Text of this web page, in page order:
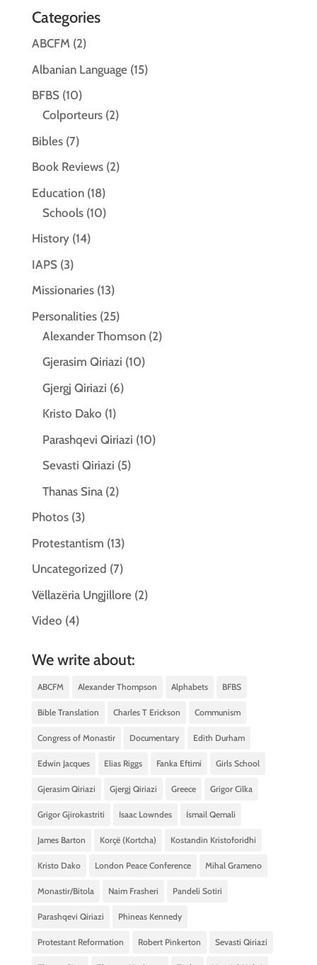
Categories
ABCFM (2)
Albanian Language(15)
BFBS(10)
Colporteurs(2)
Bibles(7)
Book Reviews(2)
Education(18)
Schools(10)
History(14)
IAPS(3)
Missionaries(13)
Personalities(25)
Alexander Thomson(2)
Gjerasim Qiriazi (10)
Gjergj Qiriazi (6)
Kristo Dako (1)
Parashqevi Qiriazi (10)
Sevasti Qiriazi (5)
Thanas Sina(2)
Photos(3)
Protestantism (13)
Uncategorized (7)
Vëllazëria Ungjillore(2)
Video (4)
We write about:
ABCFM Alexander Thompson Alphabets BFBS
Bible Translation Charles T Erickson Communism
Congress of Monastir Documentary Edith Durham
Edwin Jacques Elias Riggs Fanka Eftimi Girls School
Gjerasim Qiriazi Gjergj Qiriazi Greece Grigor Cilka
Grigor Gjirokastriti Isaac Lowndes Ismail Qemali
James Barton Korçë (Kortcha) Kostandin Kristoforidhi
Kristo Dako London Peace Conference Mihal Grameno
Monastir/Bitola Naim Frasheri Pandeli Sotiri
Parashqevi Qiriazi Phineas Kennedy
Protestant Reformation Robert Pinkerton Sevasti Qiriazi